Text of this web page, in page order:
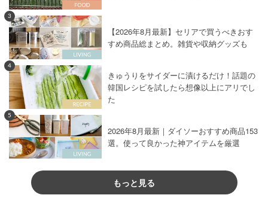
3
【2026年8月最新】セリアで買うべきおす
すめ商品総まとめ。雑貨や収納グッズも
4
きゅうりをサイダーに漬けるだけ！話題の
韓国レシピを試したら想像以上にアリでし
た
5
2026年8月最新｜ダイソーおすすめ商品153
選。使って良かった神アイテムを厳選
もっと見る